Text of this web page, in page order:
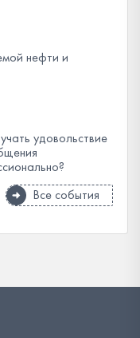
нефти и
удовольствие
Все события